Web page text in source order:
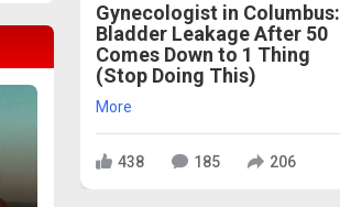
Gynecologist in Columbus:
Bladder Leakage After 50
Comes Down to 1 Thing
(Stop Doing This)
More
438 185 206